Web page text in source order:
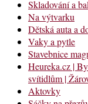
Skladování a
Na výtvarku
Dětská auta a
Vaky a pytle
Stavebnice
Heureka.cz |
svítidlům |
Aktovky